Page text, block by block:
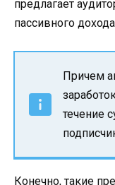
предлагает
пассивного
Причем
течение
Конечно, такие